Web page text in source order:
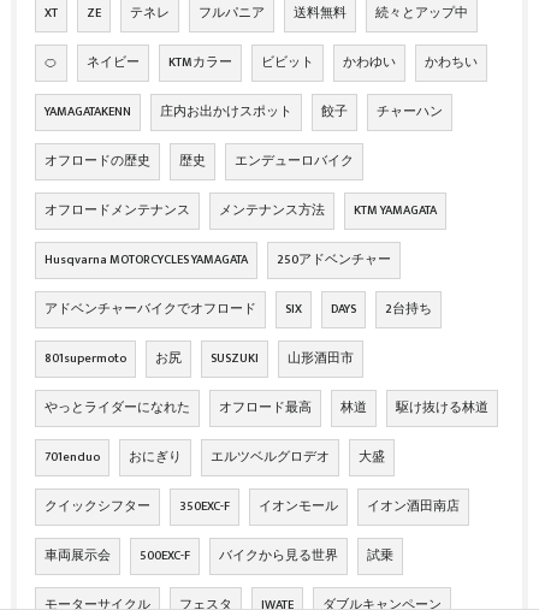
XT ZE テネレ フルパニア 送料無料 続々とアップ中
🍊 ネイビー KTMカラー ビビット かわゆい かわちい
YAMAGATAKENN 庄内お出かけスポット 餃子 チャーハン
オフロードの歴史 歴史 エンデューロバイク
オフロードメンテナンス メンテナンス方法 KTM YAMAGATA
Husqvarna MOTORCYCLES YAMAGATA 250アドベンチャー
アドベンチャーバイクでオフロード SIX DAYS 2台持ち
801supermoto お尻 SUSZUKI 山形酒田市
やっとライダーになれた オフロード最高 林道 駆け抜ける林道
701enduo おにぎり エルツベルグロデオ 大盛
クイックシフター 350EXC-F イオンモール イオン酒田南店
車両展示会 500EXC-F バイクから見る世界 試乗
モーターサイクル フェスタ IWATE ダブルキャンペーン